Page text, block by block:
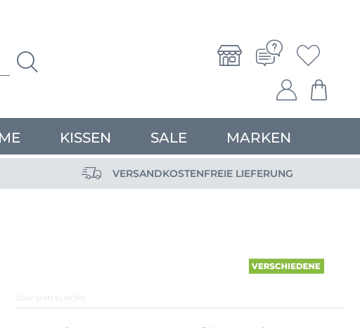
KISSEN SALE MARKEN
VERSANDKOSTENFREIE LIEFERUNG
SOW SHIN EUROPE